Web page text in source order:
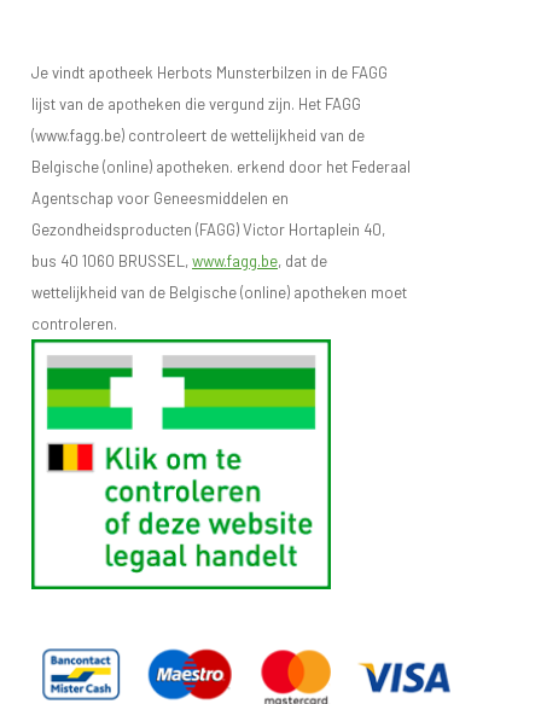
Je vindt apotheek Herbots Munsterbilzen in de FAGG
lijst van de apotheken die vergund zijn. Het FAGG
(www.fagg.be) controleert de wettelijkheid van de
Belgische (online) apotheken. erkend door het Federaal
Agentschap voor Geneesmiddelen en
Gezondheidsproducten (FAGG) Victor Hortaplein 40,
bus 40 1060 BRUSSEL,www.fagg.be, dat de
wettelijkheid van de Belgische (online) apotheken moet
controleren.